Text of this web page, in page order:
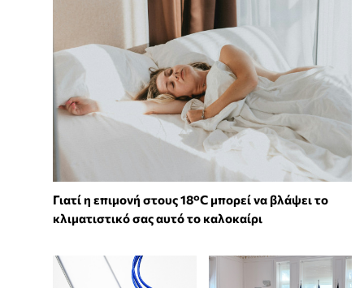
Γιατί η επιμονή στους 18°C μπορεί να βλάψει το
κλιματιστικό σας αυτό το καλοκαίρι